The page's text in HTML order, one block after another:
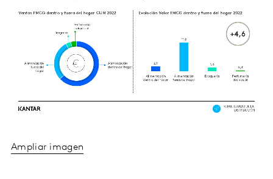
Ampliar imagen